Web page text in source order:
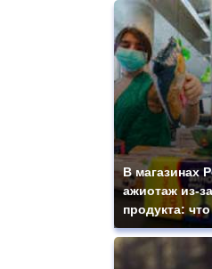
В магазинах
ажиотаж из-
продукта: